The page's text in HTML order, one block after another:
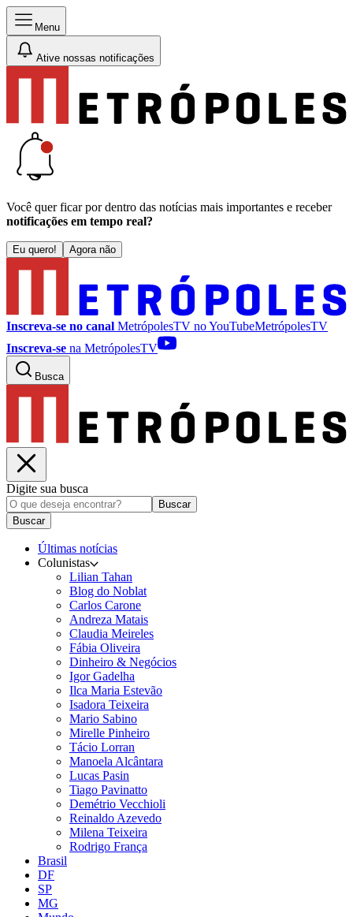
Menu
Ative nossas notificações
Você quer ficar por dentro das notícias mais importantes e receber
notificações em tempo real?
Eu quero! Agora não
Inscreva-se no canal MetrópolesTV noYouTubeMetrópolesTV
Inscreva-se na MetrópolesTV
Busca
Digite sua busca
Buscar
Buscar
Últimas notícias
Colunistas
Lilian Tahan
Blog do Noblat
Carlos Carone
Andreza Matais
Claudia Meireles
Fábia Oliveira
Dinheiro & Negócios
Igor Gadelha
Ilca Maria Estevão
Isadora Teixeira
Mario Sabino
Mirelle Pinheiro
Tácio Lorran
Manoela Alcântara
Lucas Pasin
Tiago Pavinatto
Demétrio Vecchioli
Reinaldo Azevedo
Milena Teixeira
Rodrigo França
Brasil
DF
SP
MG